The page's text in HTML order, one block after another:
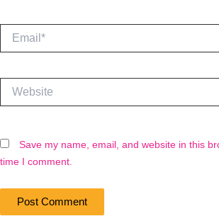
Email*
Save my name, email, and website in this
time I comment.